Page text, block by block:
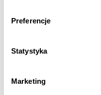
Preferencje
Statystyka
Marketing
2017 HYUNDAI
Na przednie koła
Automatic